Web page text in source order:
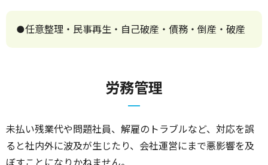
●任意整理・民事再生・自己破産・債務・倒産・破産
労務管理
未払い残業代や問題社員、解雇のトラブルなど、対応を誤
ると社内外に波及が生じたり、会社運営にまで悪影響を及